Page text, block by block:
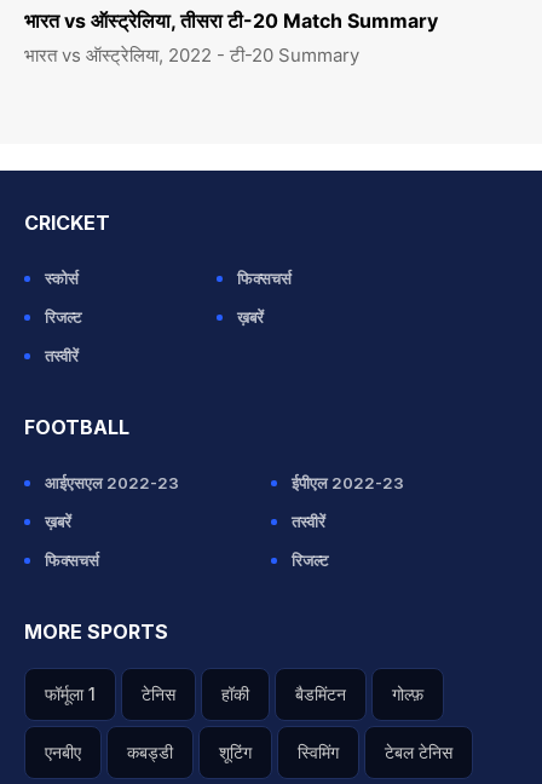
भारत vs ऑस्ट्रेलिया, तीसरा टी-20 Match Summary
भारत vs ऑस्ट्रेलिया, 2022 - टी-20 Summary
CRICKET
स्कोर्स
फिक्सचर्स
रिजल्ट
ख़बरें
तस्वीरें
FOOTBALL
आईएसएल 2022-23
ईपीएल 2022-23
ख़बरें
तस्वीरें
फिक्सचर्स
रिजल्ट
MORE SPORTS
फॉर्मूला 1 टेनिस हॉकी बैडमिंटन गोल्फ़
एनबीए कबड्डी शूटिंग स्विमिंग टेबल टेनिस